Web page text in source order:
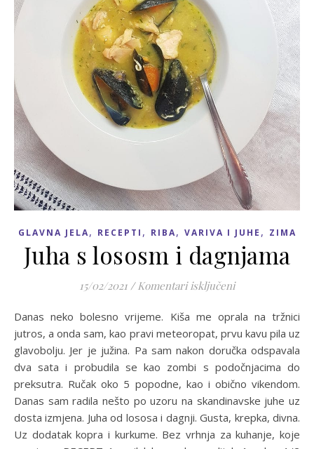
GLAVNA JELA, RECEPTI , RIBA, VARIVA I JUHE , ZIMA
Juha s lososm i dagnjama
15/02/2021 / Komentari isključeniza Juha s
Danas neko bolesno vrijeme. Kiša me oprala na tržnici
jutros, a onda sam, kao pravi meteoropat, prvu kavu pila uz
glavobolju. Jer je južina. Pa sam nakon doručka odspavala
dva sata i probudila se kao zombi s podočnjacima do
preksutra. Ručak oko 5 popodne, kao i obično vikendom.
Danas sam radila nešto po uzoru na skandinavske juhe uz
dosta izmjena. Juha od lososa i dagnji. Gusta, krepka, divna.
Uz dodatak kopra i kurkume. Bez vrhnja za kuhanje, koje